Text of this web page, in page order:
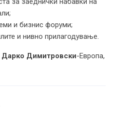
и бизнис форуми;
и нивно прилагодување.
Дарко Димитровски-Европа,